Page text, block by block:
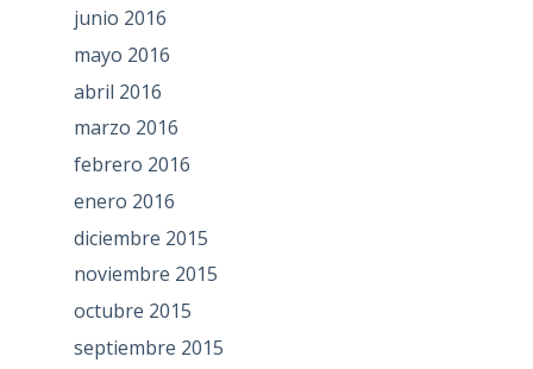
junio 2016
mayo 2016
abril 2016
marzo 2016
febrero 2016
enero 2016
diciembre 2015
noviembre 2015
octubre 2015
septiembre 2015